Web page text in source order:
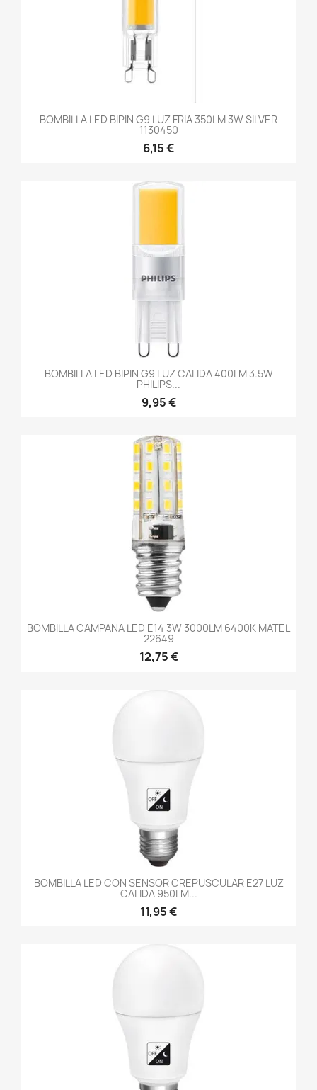
BOMBILLA LED BIPIN G9 LUZ FRIA 350LM 3W SILVER
1130450
6,15 €
BOMBILLA LED BIPIN G9 LUZ CALIDA 400LM 3.5W
PHILIPS...
9,95 €
BOMBILLA CAMPANA LED E14 3W 3000LM 6400K MATEL
22649
12,75 €
BOMBILLA LED CON SENSOR CREPUSCULAR E27 LUZ
CALIDA 950LM...
11,95 €